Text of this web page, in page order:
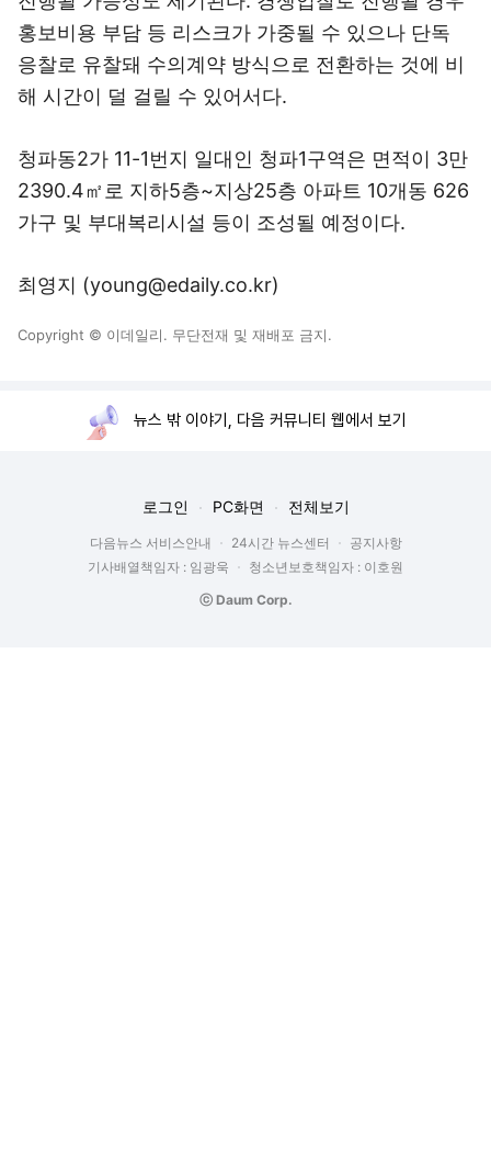
홍보비용 부담 등 리스크가 가중될 수 있으나 단독
응찰로 유찰돼 수의계약 방식으로 전환하는 것에 비
해 시간이 덜 걸릴 수 있어서다.
청파동2가 11-1번지 일대인 청파1구역은 면적이 3만
2390.4㎡로 지하5층~지상25층 아파트 10개동 626
가구 및 부대복리시설 등이 조성될 예정이다.
최영지 (young@edaily.co.kr)
Copyright © 이데일리. 무단전재 및 재배포 금지.
뉴스 밖 이야기, 다음 커뮤니티 웹에서 보기
로그인 PC화면 전체보기
다음뉴스 서비스안내 24시간 뉴스센터
공지사항
기사배열책임자 : 임광욱
청소년보호책임자 : 이호원
ⓒ Daum Corp.